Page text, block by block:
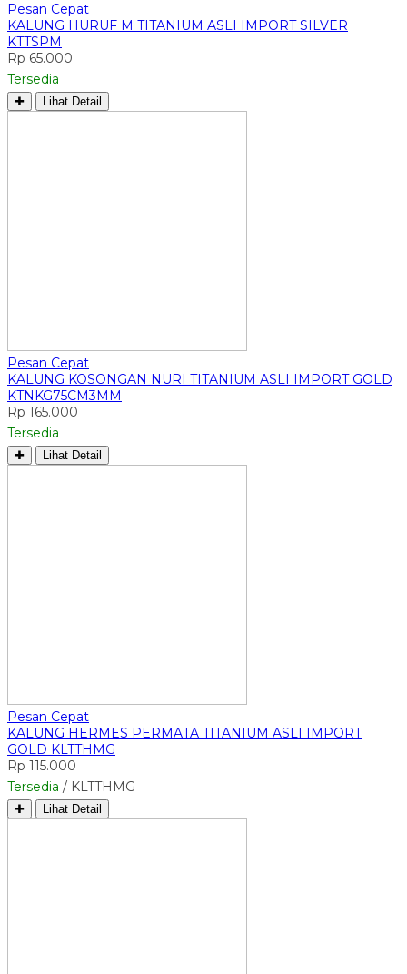
Pesan Cepat
KALUNG HURUF M TITANIUM ASLI IMPORT SILVER
KTTSPM
Rp 65.000
Tersedia
✚ Lihat Detail
Pesan Cepat
KALUNG KOSONGAN NURI TITANIUM ASLI IMPORT GOLD
KTNKG75CM3MM
Rp 165.000
Tersedia
✚ Lihat Detail
Pesan Cepat
KALUNG HERMES PERMATA TITANIUM ASLI IMPORT
GOLD KLTTHMG
Rp 115.000
Tersedia / KLTTHMG
✚ Lihat Detail